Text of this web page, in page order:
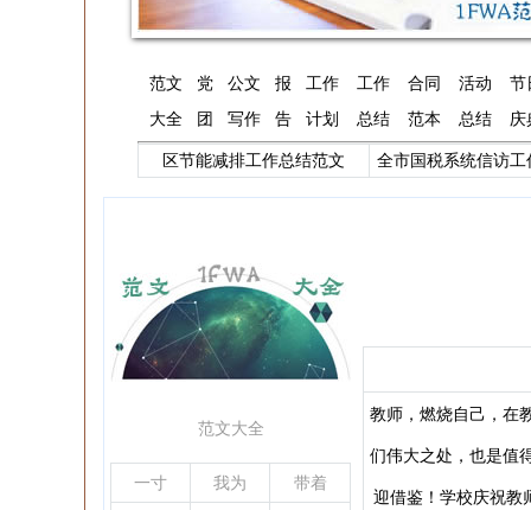
范文
大全
党
团
公文
写作
报
告
工作
计划
工作
总结
合同
范本
活动
总结
节
庆
区节能减排工作总结范文
全市国税系统信访工
范文大全
一寸 我为 带着
教师，燃烧自己，在
们伟大之处，也是值
迎借鉴！学校庆祝教